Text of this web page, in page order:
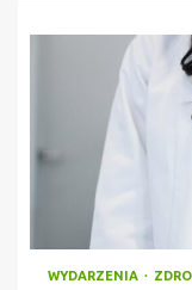
WYDARZENIA